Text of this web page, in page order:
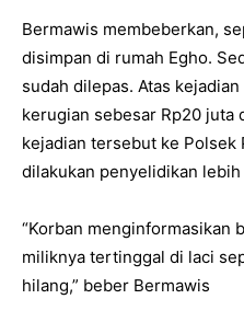
Bermawis membeberkan,
disimpan di rumah Egho.
sudah dilepas. Atas
kerugian sebesar Rp20 juta
kejadian tersebut ke Polsek
dilakukan penyelidikan lebih
“Korban menginformasikan
miliknya tertinggal di laci
hilang,” beber Bermawis